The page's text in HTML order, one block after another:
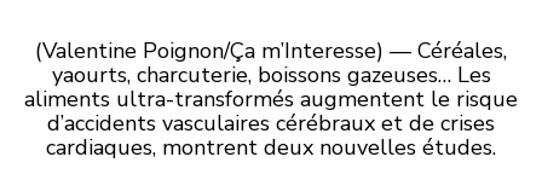
(Valentine Poignon/Ça m’Interesse) — Céréales,
yaourts, charcuterie, boissons gazeuses… Les
aliments ultra-transformés augmentent le risque
d’accidents vasculaires cérébraux et de crises
cardiaques, montrent deux nouvelles études.